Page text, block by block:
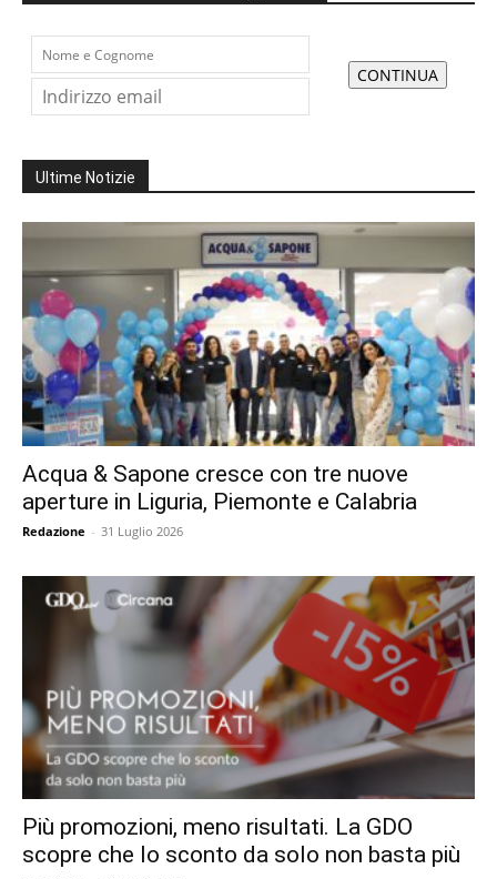
Ultime Notizie
Acqua & Sapone cresce con tre nuove
aperture in Liguria, Piemonte e Calabria
Redazione - 31 Luglio 2026
Più promozioni, meno risultati. La GDO
scopre che lo sconto da solo non basta più